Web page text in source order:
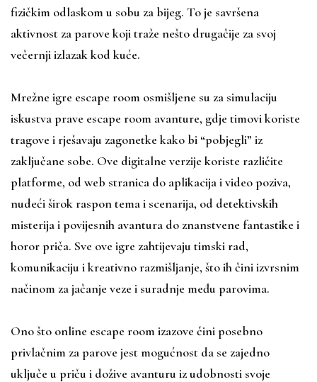
fizičkim odlaskom u sobu za bijeg. To je savršena
aktivnost za parove koji traže nešto drugačije za svoj
večernji izlazak kod kuće.
Mrežne igre escape room osmišljene su za simulaciju
iskustva prave escape room avanture, gdje timovi koriste
tragove i rješavaju zagonetke kako bi “pobjegli” iz
zaključane sobe. Ove digitalne verzije koriste različite
platforme, od web stranica do aplikacija i video poziva,
nudeći širok raspon tema i scenarija, od detektivskih
misterija i povijesnih avantura do znanstvene fantastike i
horor priča. Sve ove igre zahtijevaju timski rad,
komunikaciju i kreativno razmišljanje, što ih čini izvrsnim
načinom za jačanje veze i suradnje među parovima.
Ono što online escape room izazove čini posebno
privlačnim za parove jest mogućnost da se zajedno
uključe u priču i dožive avanturu iz udobnosti svoje